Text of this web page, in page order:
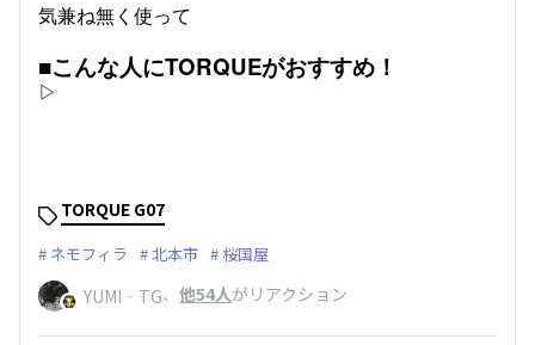
気兼ね無く使って
■こんな人にTORQUEがおすすめ！
▷
TORQUE G07
ネモフィラ 北本市 桜国屋
YUMI‐TG、 他54人がリアクション